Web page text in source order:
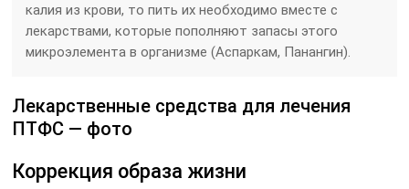
калия из крови, то пить их необходимо вместе с
лекарствами, которые пополняют запасы этого
микроэлемента в организме (Аспаркам, Панангин).
Лекарственные средства для лечения
ПТФС — фото
Коррекция образа жизни